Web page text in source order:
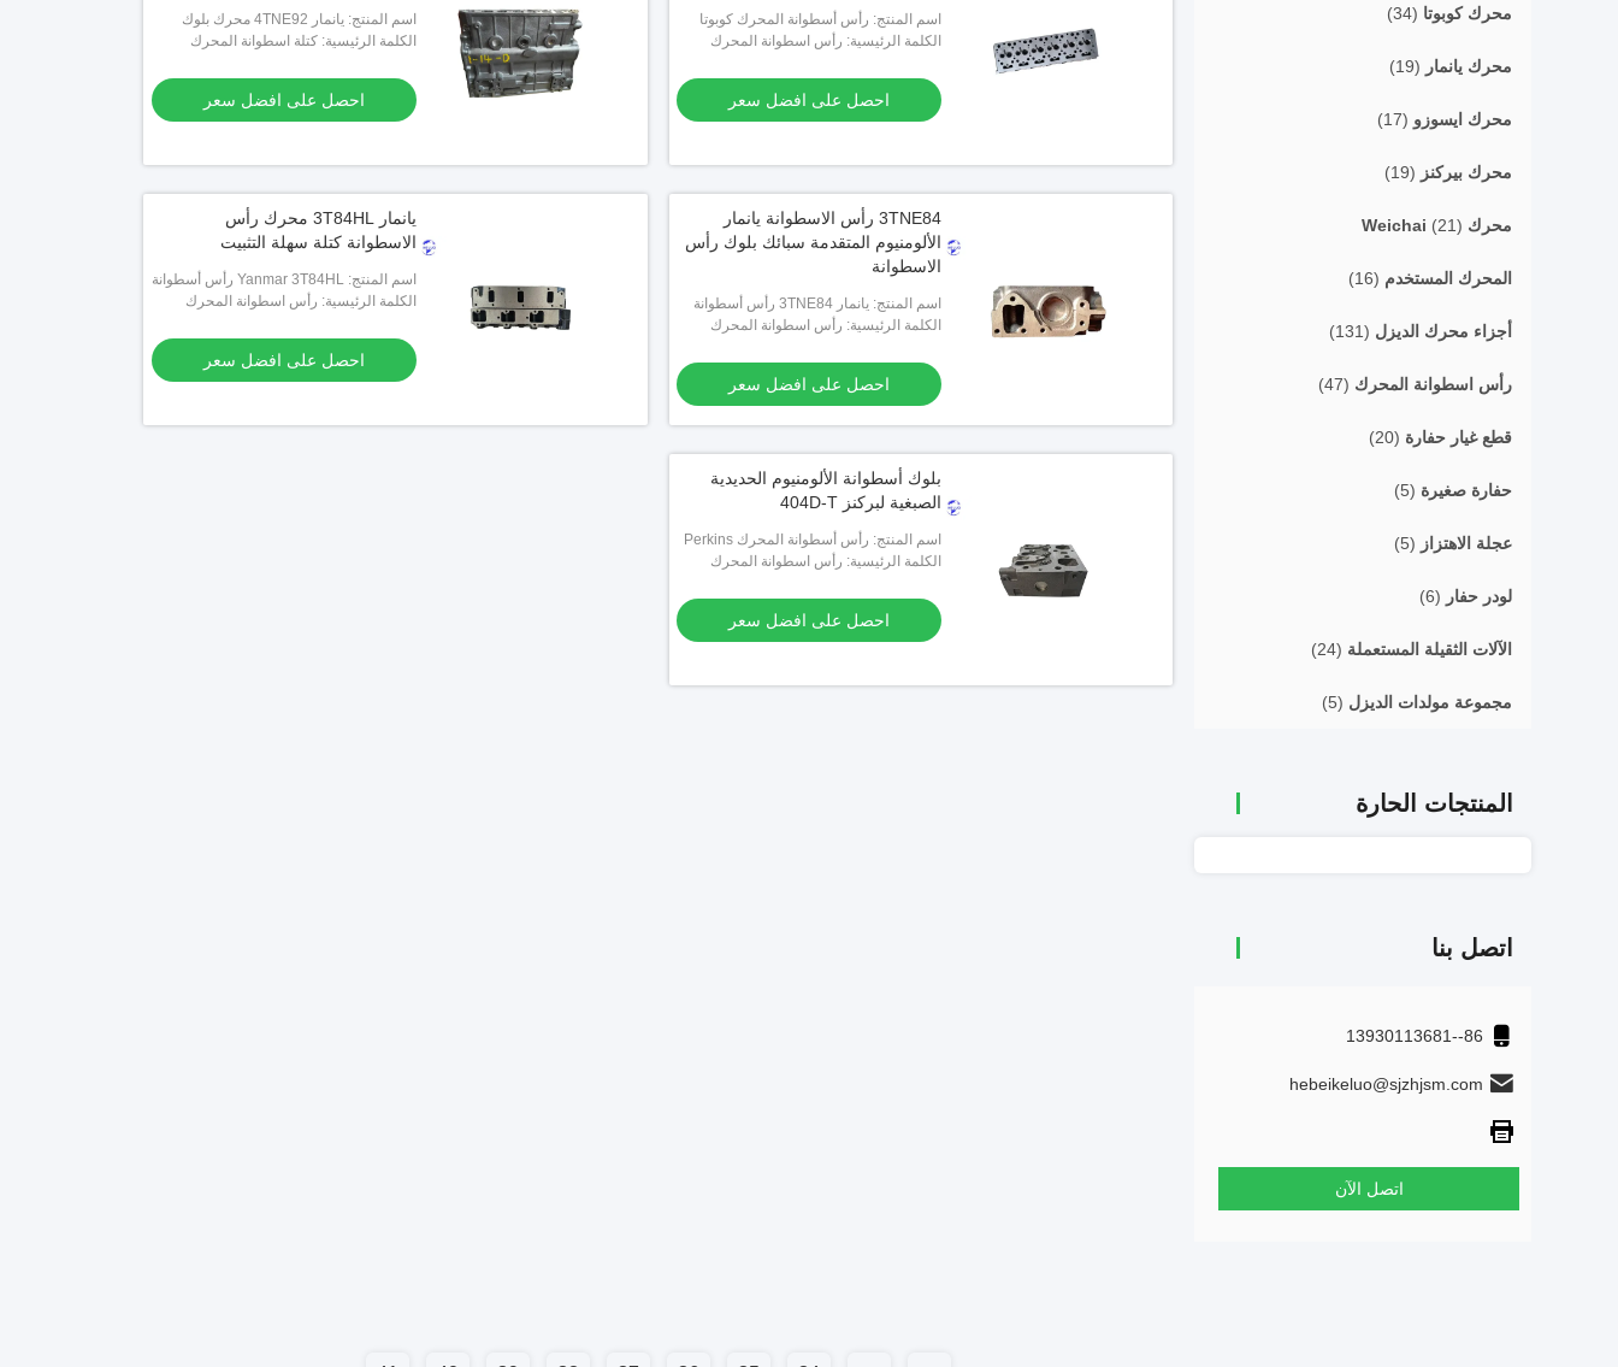
محرك كوبوتا (34)
محرك يانمار (19)
محرك ايسوزو (17)
محرك بيركنز (19)
محرك Weichai (21)
المحرك المستخدم (16)
أجزاء محرك الديزل (131)
رأس اسطوانة المحرك (47)
قطع غيار حفارة (20)
حفارة صغيرة (5)
عجلة الاهتزاز (5)
لودر حفار (6)
الآلات الثقيلة المستعملة (24)
مجموعة مولدات الديزل (5)
المنتجات الحارة
اتصل بنا
86--13930113681
hebeikeluo@sjzhjsm.com
اتصل الآن
اسم المنتج: رأس أسطوانة المحرك كوبوتا
S2200
الكلمة الرئيسية: رأس اسطوانة المحرك
احصل على افضل سعر
اسم المنتج: يانمار 4TNE92 محرك بلوك
الاسطوانات
الكلمة الرئيسية: كتلة اسطوانة المحرك
احصل على افضل سعر
3TNE84 رأس الاسطوانة يانمار
الألومنيوم المتقدمة سبائك بلوك رأس
الاسطوانة
اسم المنتج: يانمار 3TNE84 رأس أسطوانة
المحرك
الكلمة الرئيسية: رأس اسطوانة المحرك
احصل على افضل سعر
يانمار 3T84HL محرك رأس
الاسطوانة كتلة سهلة التثبيت
اسم المنتج: Yanmar 3T84HL رأس أسطوانة
المحرك
الكلمة الرئيسية: رأس اسطوانة المحرك
احصل على افضل سعر
بلوك أسطوانة الألومنيوم الحديدية
الصبغية لبركنز 404D-T
اسم المنتج: رأس أسطوانة المحرك Perkins
404D-T
الكلمة الرئيسية: رأس اسطوانة المحرك
احصل على افضل سعر